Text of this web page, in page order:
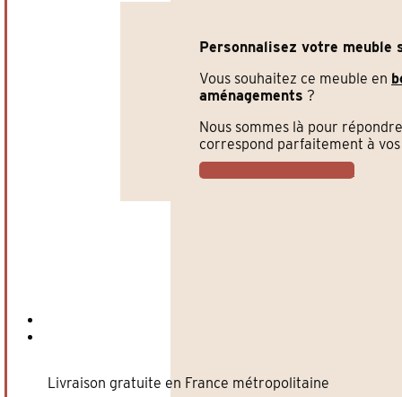
Personnalisez votre meuble
Vous souhaitez ce meuble en
aménagements ?
Nous sommes là pour
correspond parfaitement à
Faire une demande
Livraison gratuite en France métropolitaine